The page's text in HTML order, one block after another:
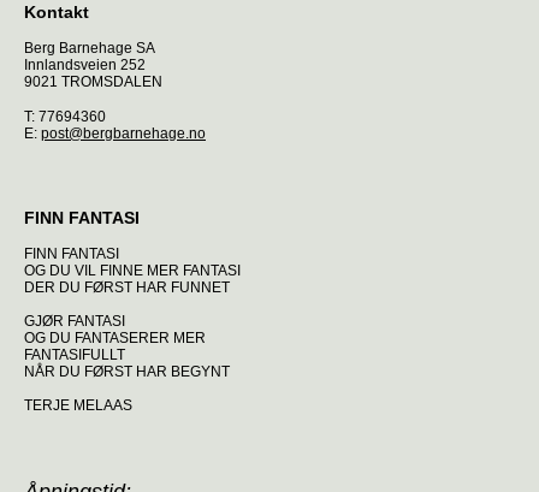
Kontakt
Berg Barnehage SA
Innlandsveien 252
9021 TROMSDALEN
T: 77694360
E: post@bergbarnehage.no
FINN FANTASI
FINN FANTASI
OG DU VIL FINNE MER FANTASI
DER DU FØRST HAR FUNNET
GJØR FANTASI
OG DU FANTASERER MER
FANTASIFULLT
NÅR DU FØRST HAR BEGYNT
TERJE MELAAS